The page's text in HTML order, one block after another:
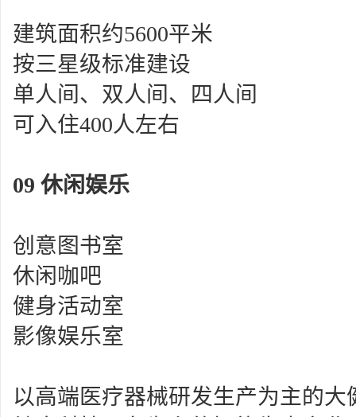
建筑面积约5600平米
按三星级标准建设
单人间、双人间、四人间
可入住400人左右
09 休闲娱乐
创意图书室
休闲咖吧
健身活动室
影像娱乐室
以高端医疗器械研发生产为主的大